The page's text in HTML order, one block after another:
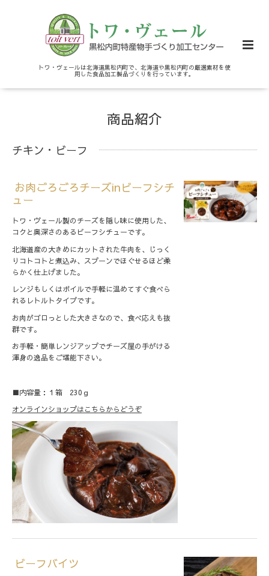
トワ・ヴェールは北海道黒松内町で、北海道や黒松内町の厳選素材を使
用した食品加工製品づくりを行っています。
商品紹介
チキン・ビーフ
お肉ごろごろチーズinビーフシチ
ュー
トワ・ヴェール製のチーズを隠し味に使用した、
コクと奥深さのあるビーフシチューです。
北海道産の大きめにカットされた牛肉を、じっく
りコトコトと煮込み、スプーンでほぐせるほど柔
らかく仕上げました。
レンジもしくはボイルで手軽に温めてすぐ食べら
れるレトルトタイプです。
お肉がゴロっとした大きさなので、食べ応えも抜
群です。
お手軽・簡単レンジアップでチーズ屋の手がける
渾身の逸品をご堪能下さい。
■内容量：１箱 230ｇ
オンラインショップはこちらからどうぞ
ビーフバイツ